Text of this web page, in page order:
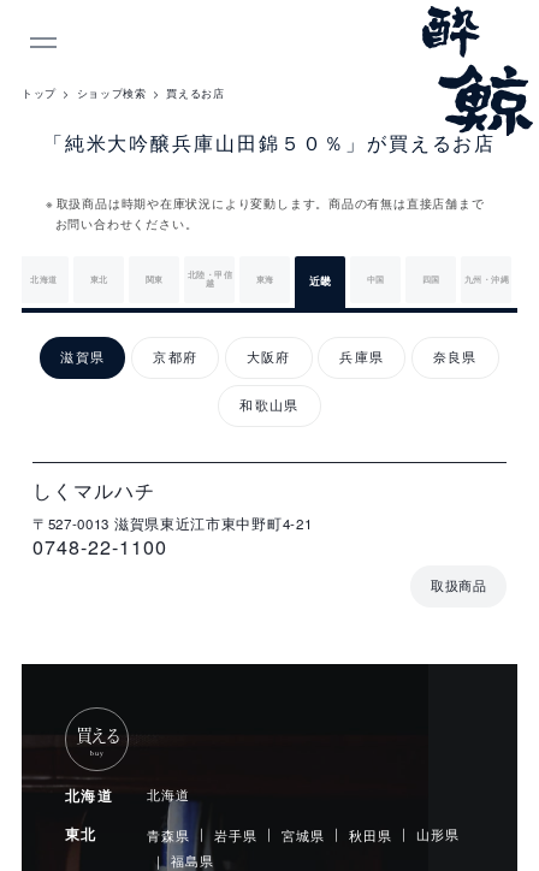
INDEX
トップ ショップ検索 買えるお店
「純米大吟醸兵庫山田錦５０％」が買えるお店
取扱商品は時期や在庫状況により変動します。商品の有無は直接店舗まで
お問い合わせください。
北海道 東北 関東 北陸・甲信
越 東海 近畿 中国 四国 九州・沖縄
滋賀県 京都府 大阪府 兵庫県 奈良県
和歌山県
県
名
しくマルハチ
〒527-0013 滋賀県東近江市東中野町4-21
番
0748-22-1100
時
取扱商品
買える
buy
北海道 北海道
東北 青森県 岩手県 宮城県 秋田県
山形県
福島県